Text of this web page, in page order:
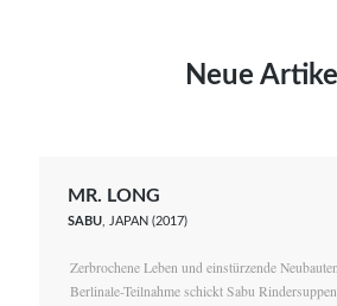
Neue Artikel
MR. LONG
SABU, JAPAN (2017)
Zerbrochene Leben und einstürzende
Berlinale-Teilnahme schickt Sabu